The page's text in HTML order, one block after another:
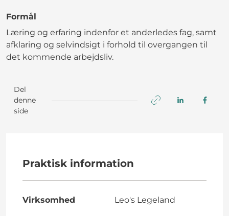
Formål
Læring og erfaring indenfor et anderledes fag, samt
afklaring og selvindsigt i forhold til overgangen til
det kommende arbejdsliv.
Del
denne
side
Praktisk information
Virksomhed Leo's Legeland